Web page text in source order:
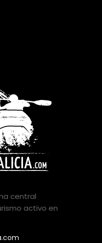
central
activo en